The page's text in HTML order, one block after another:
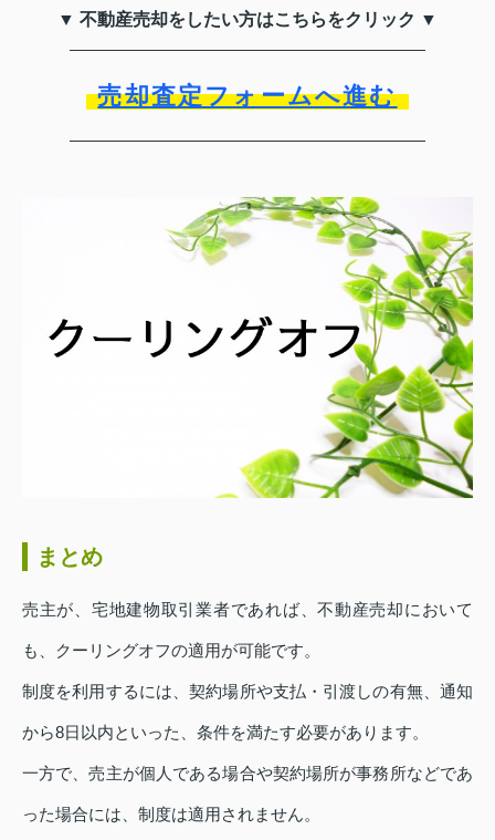
▼ 不動産売却をしたい方はこちらをクリック ▼
売却査定フォームへ進む
まとめ
売主が、宅地建物取引業者であれば、不動産売却において
も、クーリングオフの適用が可能です。
制度を利用するには、契約場所や支払・引渡しの有無、通知
から8日以内といった、条件を満たす必要があります。
一方で、売主が個人である場合や契約場所が事務所などであ
った場合には、制度は適用されません。